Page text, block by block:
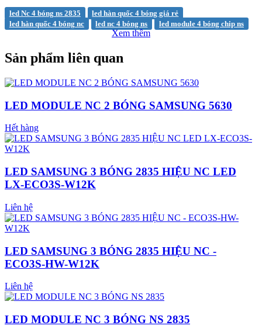
led Nc 4 bóng ns 2835
led hàn quốc 4 bóng giá rẻ
led hàn quốc 4 bóng nc
led nc 4 bóng ns led module 4 bóng chip ns
Xem thêm
Sản phẩm liên quan
LED MODULE NC 2 BÓNG SAMSUNG 5630
Hết hàng
LED SAMSUNG 3 BÓNG 2835 HIỆU NC LED
LX-ECO3S-W12K
Liên hệ
LED SAMSUNG 3 BÓNG 2835 HIỆU NC -
ECO3S-HW-W12K
Liên hệ
LED MODULE NC 3 BÓNG NS 2835